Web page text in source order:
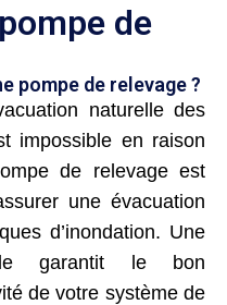
de
pompe de relevage ?
naturelle des
impossible en raison
de relevage est
une évacuation
d’inondation. Une
garantit le bon
de votre système de